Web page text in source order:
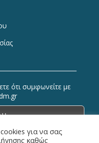
ότι συμφωνείτε με
για να σας
καθώς